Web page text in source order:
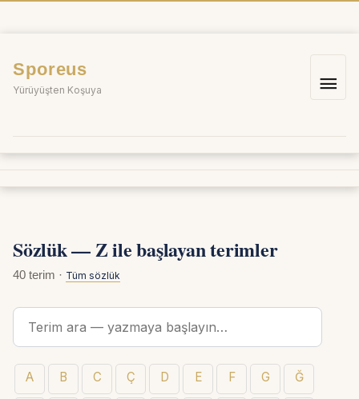
Sporeus
Yürüyüşten Koşuya
Ana
Sözlük — Z ile başlayan terimler
40 terim · Tüm sözlük
A B C Ç D E F G Ğ